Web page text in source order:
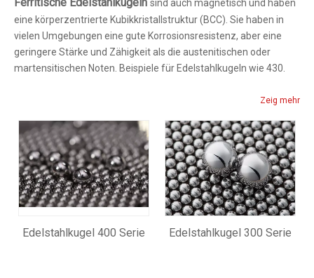
sind auch magnetisch und haben
eine körperzentrierte Kubikkristallstruktur (BCC). Sie haben in
vielen Umgebungen eine gute Korrosionsresistenz, aber eine
geringere Stärke und Zähigkeit als die austenitischen oder
martensitischen Noten. Beispiele für Edelstahlkugeln wie 430.
Zeig mehr
Edelstahlkugel 400 Serie Edelstahlkugel 300 Serie